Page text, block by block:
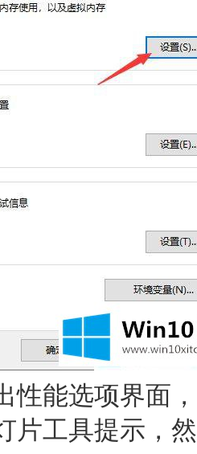
性能选项界面
片工具提示，